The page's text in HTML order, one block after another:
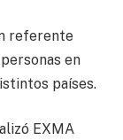
referente
en
países.
EXMA